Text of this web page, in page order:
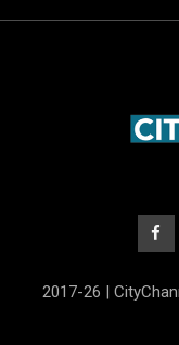
2017-26 |